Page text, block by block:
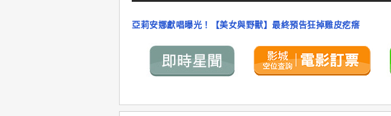
亞莉安娜獻唱曝光！【美女與野獸】最終預告狂掉雞皮疙瘩